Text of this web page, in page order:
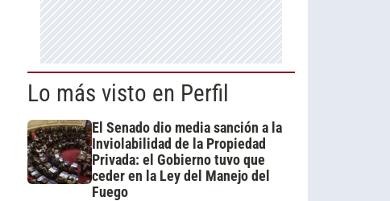
Lo más visto en Perfil
El Senado dio media sanción a la
Inviolabilidad de la Propiedad
Privada: el Gobierno tuvo que
ceder en la Ley del Manejo del
Fuego